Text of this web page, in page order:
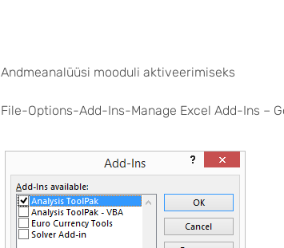
Andmeanalüüsi mooduli aktiveerimiseks
File-Options-Add-Ins-Manage Excel Add-Ins –